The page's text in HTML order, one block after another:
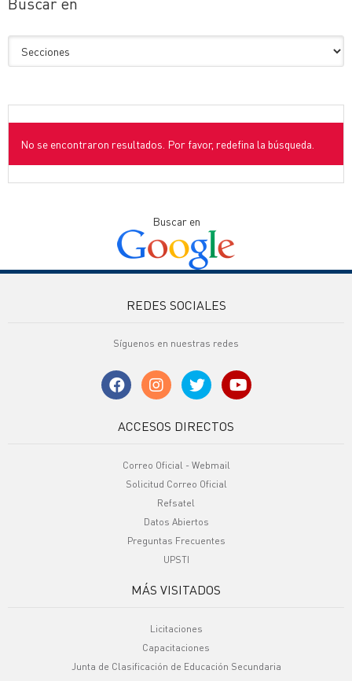
No se encontraron resultados. Por favor, redefina la búsqueda.
Buscar en
REDES SOCIALES
Síguenos en nuestras redes
ACCESOS DIRECTOS
Correo Oficial - Webmail
Solicitud Correo Oficial
Refsatel
Datos Abiertos
Preguntas Frecuentes
UPSTI
MÁS VISITADOS
Licitaciones
Capacitaciones
Junta de Clasificación de Educación Secundaria